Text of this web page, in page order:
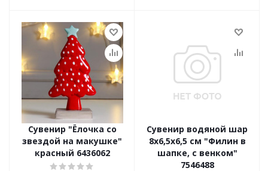
Сувенир "Ёлочка со
звездой на макушке"
красный 6436062
Сувенир водяной шар
8х6,5х6,5 см "Филин в
шапке, с венком"
7546488